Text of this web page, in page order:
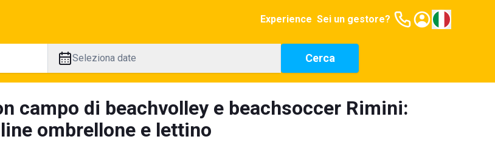
Experience Sei un gestore?
Seleziona date Cerca
campo di beachvolley e beachsoccer Rimini:
ombrellone e lettino